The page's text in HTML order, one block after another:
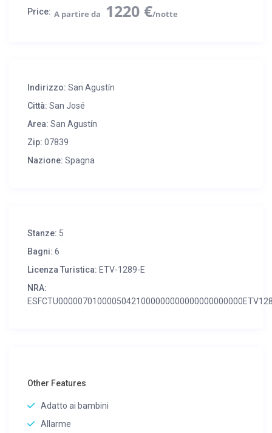
Price: 1220 €
Indirizzo: San Agustín
Città: San José
Area: San Agustín
Zip: 07839
Nazione: Spagna
Stanze: 5
Bagni: 6
Licenza Turistica: ETV-1289-E
NRA:
Other Features
Adatto ai bambini
Allarme